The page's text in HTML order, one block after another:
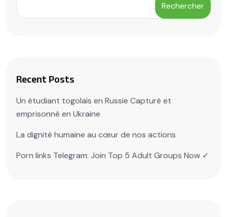
Rechercher
Recent Posts
Un étudiant togolais en Russie Capturé et
emprisonné en Ukraine
La dignité humaine au cœur de nos actions
Porn links Telegram: Join Top 5 Adult Groups Now ✓